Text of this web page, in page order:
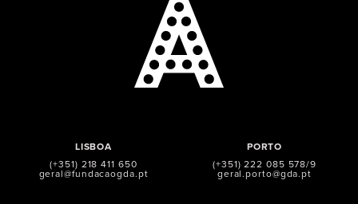
LISBOA
(+351) 218 411 650
geral@fundacaogda.pt
PORTO
(+351) 222 085 578/9
geral.porto@gda.pt